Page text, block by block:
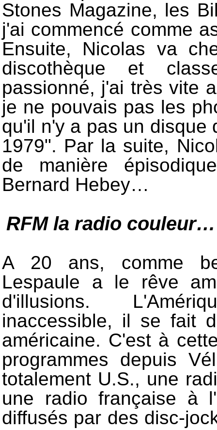
Stones Magazine, les
j'ai commencé comme
Ensuite, Nicolas va
discothèque et
passionné, j'ai très vite
je ne pouvais pas les
qu'il n'y a pas un disque
1979". Par la suite,
de manière
Bernard Hebey…
RFM la radio
A 20 ans, comme
Lespaule a le rêve
d'illusions.
inaccessible, il se fait
américaine. C'est à
programmes depuis
totalement U.S., une
une radio française à
diffusés par des disc-